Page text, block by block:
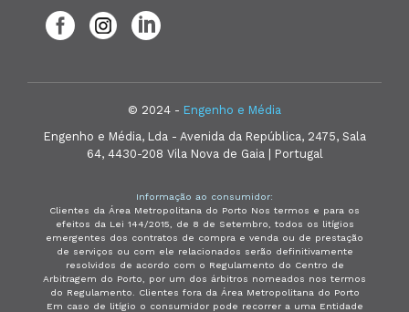
© 2024 - Engenho e Média
Engenho e Média, Lda - Avenida da República, 2475, Sala
64, 4430-208 Vila Nova de Gaia | Portugal
Informação ao consumidor:
Clientes da Área Metropolitana do Porto Nos termos e para os
efeitos da Lei 144/2015, de 8 de Setembro, todos os litígios
emergentes dos contratos de compra e venda ou de prestação
de serviços ou com ele relacionados serão definitivamente
resolvidos de acordo com o Regulamento do Centro de
Arbitragem do Porto, por um dos árbitros nomeados nos termos
do Regulamento. Clientes fora da Área Metropolitana do Porto
Em caso de litígio o consumidor pode recorrer a uma Entidade